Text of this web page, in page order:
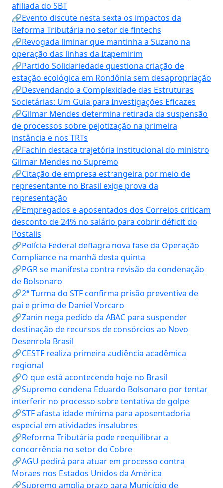
afiliada do SBT
🔗Evento discute nesta sexta os impactos da
Reforma Tributária no setor de fintechs
🔗Revogada liminar que mantinha a Suzano na
operação das linhas da Itapemirim
🔗Partido Solidariedade questiona criação de
estação ecológica em Rondônia sem desapropriação
🔗Desvendando a Complexidade das Estruturas
Societárias: Um Guia para Investigações Eficazes
🔗Gilmar Mendes determina retirada da suspensão
de processos sobre pejotização na primeira
instância e nos TRTs
🔗Fachin destaca trajetória institucional do ministro
Gilmar Mendes no Supremo
🔗Citação de empresa estrangeira por meio de
representante no Brasil exige prova da
representação
🔗Empregados e aposentados dos Correios criticam
desconto de 24% no salário para cobrir déficit do
Postalis
🔗Polícia Federal deflagra nova fase da Operação
Compliance na manhã desta quinta
🔗PGR se manifesta contra revisão da condenação
de Bolsonaro
🔗2ª Turma do STF confirma prisão preventiva de
pai e primo de Daniel Vorcaro
🔗Zanin nega pedido da ABAC para suspender
destinação de recursos de consórcios ao Novo
Desenrola Brasil
🔗CESTF realiza primeira audiência acadêmica
regional
🔗O que está acontecendo hoje no Brasil
🔗Supremo condena Eduardo Bolsonaro por tentar
interferir no processo sobre tentativa de golpe
🔗STF afasta idade mínima para aposentadoria
especial em atividades insalubres
🔗Reforma Tributária pode reequilibrar a
concorrência no setor do Cobre
🔗AGU pedirá para atuar em processo contra
Moraes nos Estados Unidos da América
🔗Supremo amplia prazo para Município de